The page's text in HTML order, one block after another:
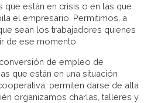
que están en crisis o en las que
el empresario. Permitimos, a
sean los trabajadores quienes
de ese momento.
de empleo de
que están en una situación
permiten darse de alta
organizamos charlas, talleres y